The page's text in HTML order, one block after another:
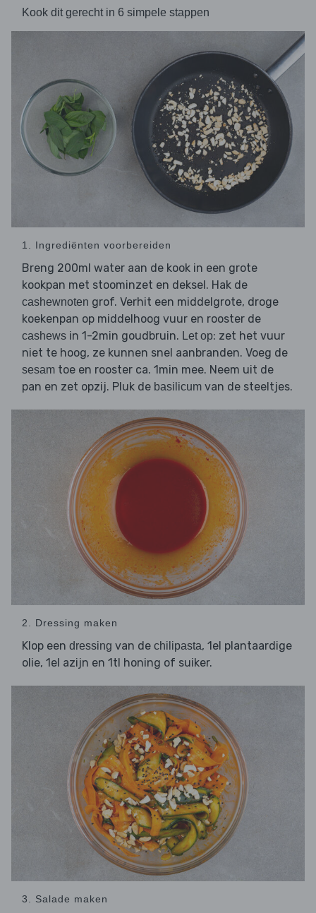
Kook dit gerecht in 6 simpele stappen
1. Ingrediënten voorbereiden
Breng 200ml water aan de kook in een grote
kookpan met stoominzet en deksel. Hak de
cashewnoten grof. Verhit een middelgrote, droge
koekenpan op middelhoog vuur en rooster de
cashews in 1-2min goudbruin. Let op: zet het vuur
niet te hoog, ze kunnen snel aanbranden. Voeg de
sesam toe en rooster ca. 1min mee. Neem uit de
pan en zet opzij. Pluk de basilicum van de steeltjes.
2. Dressing maken
Klop een dressing van de chilipasta, 1el plantaardige
olie, 1el azijn en 1tl honing of suiker.
3. Salade maken